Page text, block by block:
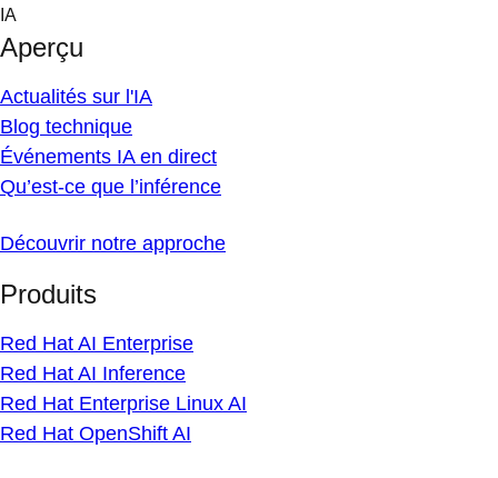
Skip
content
IA
Aperçu
Actualités sur l'IA
Blog technique
Événements IA en direct
Qu’est-ce que l’inférence
Découvrir notre approche
Produits
Red Hat AI Enterprise
Red Hat AI Inference
Red Hat Enterprise Linux AI
Red Hat OpenShift AI